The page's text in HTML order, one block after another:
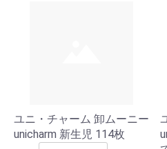
ユニ・チャーム 卸ムーニー
unicharm 新生児 114枚